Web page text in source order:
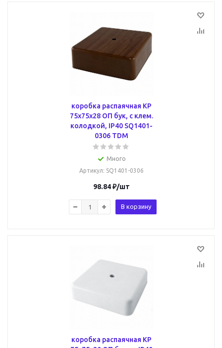
коробка распаячная КР
75х75х28 ОП бук, с клем.
колодкой, IP40 SQ1401-
0306 TDM
Много
Артикул: SQ1401-0306
98.84₽/шт
В корзину
коробка распаячная КР